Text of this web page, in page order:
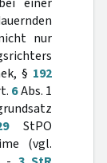
nur
§ 192
6Abs. 1
StPO
(vgl.